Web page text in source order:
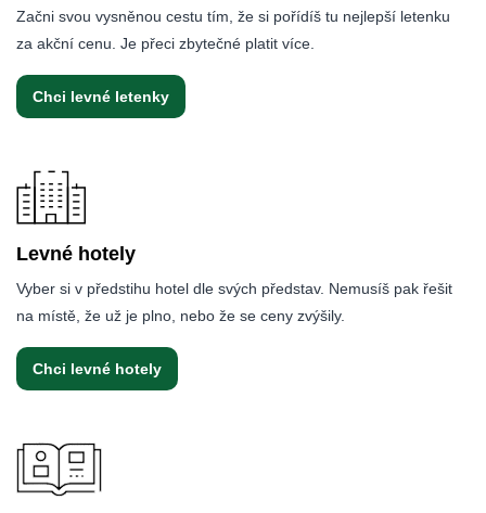
Začni svou vysněnou cestu tím, že si pořídíš tu nejlepší letenku
za akční cenu. Je přeci zbytečné platit více.
Chci levné letenky
Levné hotely
Vyber si v předstihu hotel dle svých představ. Nemusíš pak řešit
na místě, že už je plno, nebo že se ceny zvýšily.
Chci levné hotely